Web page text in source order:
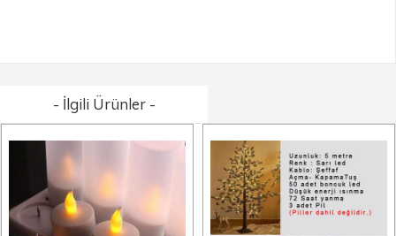
- İlgili Ürünler -